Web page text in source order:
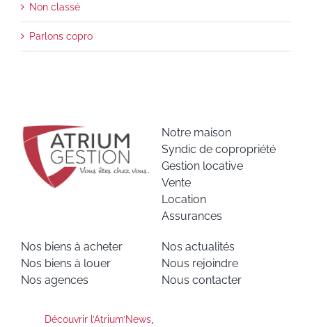
Non classé
Parlons copro
Notre maison
Syndic de copropriété
Gestion locative
Vente
Location
Assurances
Nos biens à acheter
Nos biens à louer
Nos agences
Nos actualités
Nous rejoindre
Nous contacter
Découvrir l’Atrium’News,